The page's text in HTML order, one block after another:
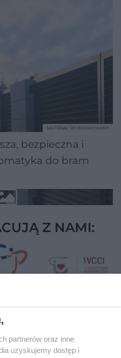
bezpieczna i
do bram
MATERIAŁ SPONSOROWANY
Z NAMI:
nie może być powielany i
w jakikolwiek sposób
na jakimkolwiek polu
partnerów oraz inne
uzyskujemy dostęp i